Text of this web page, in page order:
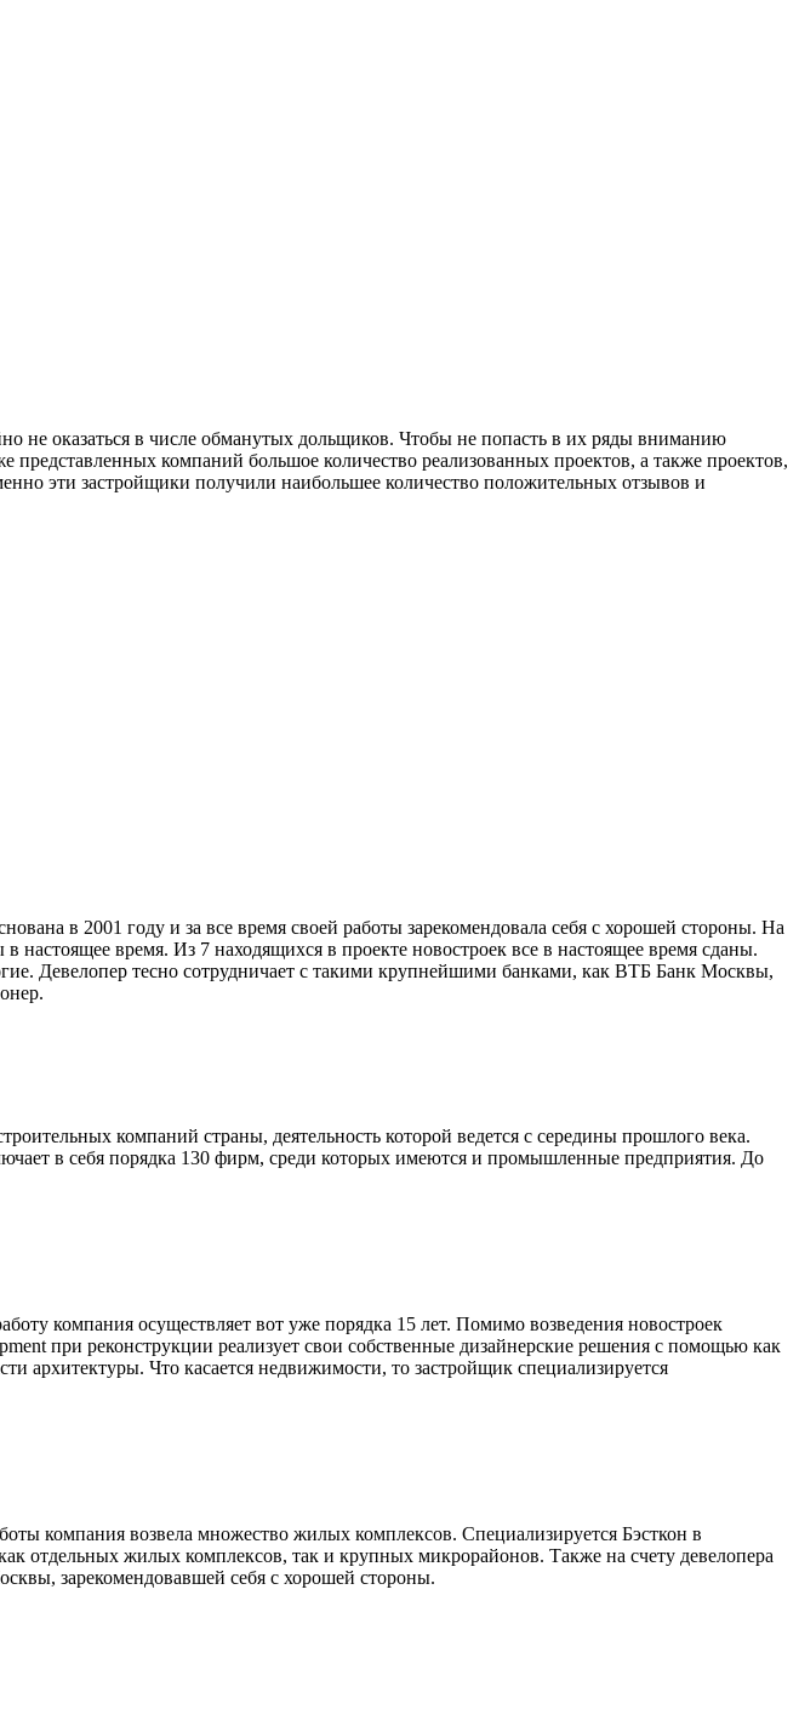
не оказаться в числе обманутых дольщиков. Чтобы не попасть в их ряды вниманию
компаний большое количество реализованных проектов, а также проектов,
эти застройщики получили наибольшее количество положительных отзывов и
в 2001 году и за все время своей работы зарекомендовала себя с хорошей стороны. На
время. Из 7 находящихся в проекте новостроек все в настоящее время сданы.
Девелопер тесно сотрудничает с такими крупнейшими банками, как ВТБ Банк Москвы,
компаний страны, деятельность которой ведется с середины прошлого века.
в себя порядка 130 фирм, среди которых имеются и промышленные предприятия. До
компания осуществляет вот уже порядка 15 лет. Помимо возведения новостроек
при реконструкции реализует свои собственные дизайнерские решения с помощью как
архитектуры. Что касается недвижимости, то застройщик специализируется
компания возвела множество жилых комплексов. Специализируется Бэсткон в
отдельных жилых комплексов, так и крупных микрорайонов. Также на счету девелопера
зарекомендовавшей себя с хорошей стороны.